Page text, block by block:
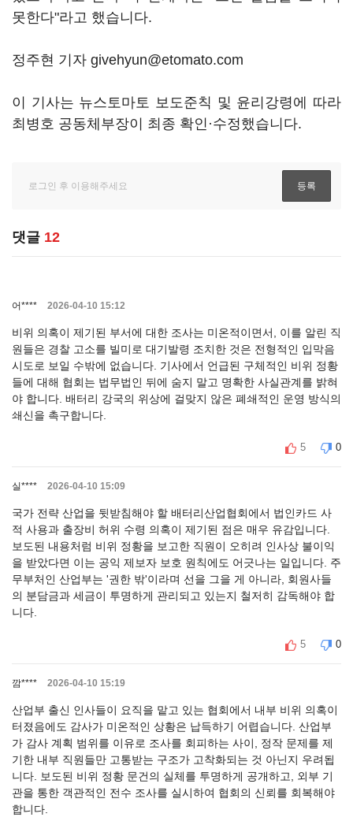
못한다"라고 했습니다.
정주현 기자 givehyun@etomato.com
이 기사는 뉴스토마토 보도준칙 및 윤리강령에 따라
최병호 공동체부장이 최종 확인·수정했습니다.
댓글 12
어**** 2026-04-10 15:12
비위 의혹이 제기된 부서에 대한 조사는 미온적이면서, 이를 알린 직
원들은 경찰 고소를 빌미로 대기발령 조치한 것은 전형적인 입막음
시도로 보일 수밖에 없습니다. 기사에서 언급된 구체적인 비위 정황
들에 대해 협회는 법무법인 뒤에 숨지 말고 명확한 사실관계를 밝혀
야 합니다. 배터리 강국의 위상에 걸맞지 않은 폐쇄적인 운영 방식의
쇄신을 촉구합니다.
5 0
실**** 2026-04-10 15:09
국가 전략 산업을 뒷받침해야 할 배터리산업협회에서 법인카드 사
적 사용과 출장비 허위 수령 의혹이 제기된 점은 매우 유감입니다.
보도된 내용처럼 비위 정황을 보고한 직원이 오히려 인사상 불이익
을 받았다면 이는 공익 제보자 보호 원칙에도 어긋나는 일입니다. 주
무부처인 산업부는 '권한 밖'이라며 선을 그을 게 아니라, 회원사들
의 분담금과 세금이 투명하게 관리되고 있는지 철저히 감독해야 합
니다.
5 0
깜**** 2026-04-10 15:19
산업부 출신 인사들이 요직을 맡고 있는 협회에서 내부 비위 의혹이
터졌음에도 감사가 미온적인 상황은 납득하기 어렵습니다. 산업부
가 감사 계획 범위를 이유로 조사를 회피하는 사이, 정작 문제를 제
기한 내부 직원들만 고통받는 구조가 고착화되는 것 아닌지 우려됩
니다. 보도된 비위 정황 문건의 실체를 투명하게 공개하고, 외부 기
관을 통한 객관적인 전수 조사를 실시하여 협회의 신뢰를 회복해야
합니다.